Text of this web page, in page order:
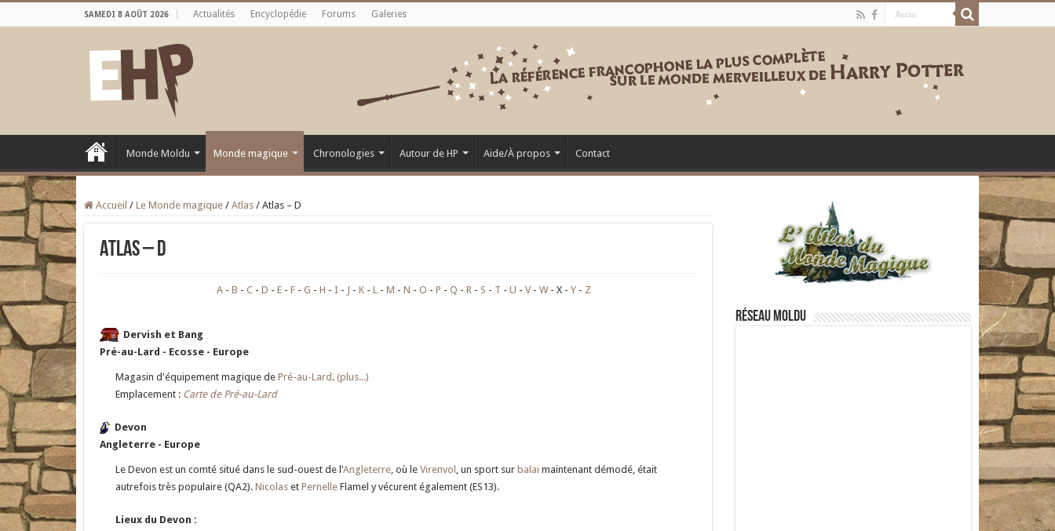
SAMEDI 8 AOÛT 2026 Actualités Encyclopédie Forums Galeries
Monde Moldu Monde magique Chronologies Autour de HP Aide/À propos Contact
Accueil / Le Monde magique / Atlas / Atlas – D
Atlas – D
A B C D E F G H I J K L M N O P Q R S T U V W X Y Z
Dervish et Bang
Pré-au-Lard - Ecosse - Europe
Magasin d'équipement magique de Pré-au-Lard . (plus...)
Emplacement : Carte de Pré-au-Lard
Devon
Angleterre - Europe
Le Devon est un comté situé dans le sud-ouest de l'Angleterre, où le Virenvol , un sport sur balai maintenant démodé, était
autrefois très populaire (QA2). Nicolas et Pernelle Flamel y vécurent également (ES13).
Lieux du Devon :
Réseau moldu